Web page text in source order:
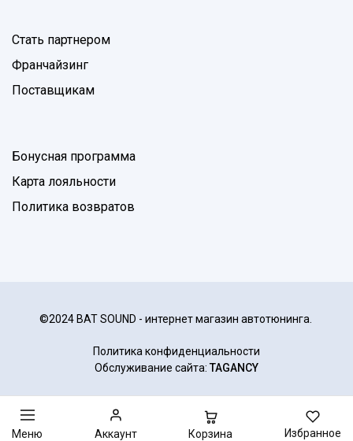
Стать партнером
Франчайзинг
Поставщикам
Бонусная программа
Карта лояльности
Политика возвратов
©2024 BAT SOUND - интернет магазин автотюнинга.
Политика конфиденциальности
Обслуживание сайта: TAGANCY
Меню Аккаунт Корзина Избранное